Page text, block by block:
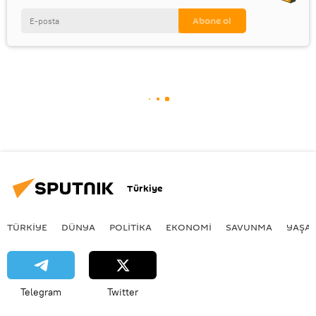
Türkiye
TÜRKIYE DÜNYA POLİTİKA EKONOMİ SAVUNMA
Telegram Twitter